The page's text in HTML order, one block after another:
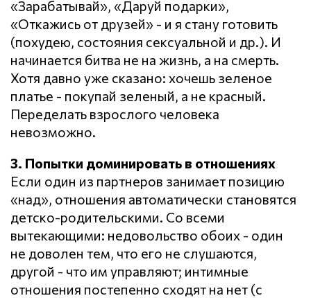
«Зарабатывай», «Даруй подарки»,
«Откажись от друзей» - и я стану готовить
(похудею, состояния сексуальной и др.). И
начинается битва не на жизнь, а на смерть.
Хотя давно уже сказано: хочешь зеленое
платье - покупай зеленый, а не красный.
Переделать взрослого человека
невозможно.
3. Попытки доминировать в отношениях
Если один из партнеров занимает позицию
«над», отношения автоматически становятся
детско-родительскими. Со всеми
вытекающими: недовольство обоих - один
не доволен тем, что его не слушаются,
другой - что им управляют; интимные
отношения постепенно сходят на нет (с